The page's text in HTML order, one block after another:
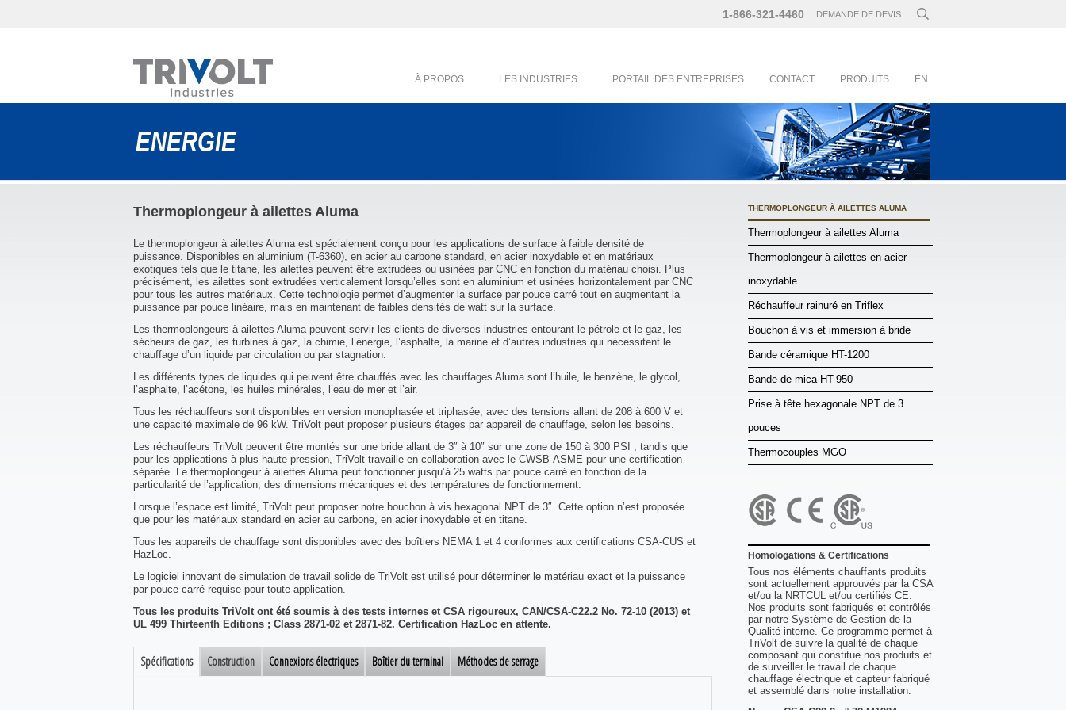
1-866-321-4460 DEMANDE DE DEVIS
À PROPOS LES INDUSTRIES PORTAIL DES ENTREPRISES CONTACT PRODUITS EN
ENERGIE
Thermoplongeur à ailettes Aluma
Le thermoplongeur à ailettes Aluma est spécialement conçu pour les applications de surface à faible densité de
puissance. Disponibles en aluminium (T-6360), en acier au carbone standard, en acier inoxydable et en matériaux
exotiques tels que le titane, les ailettes peuvent être extrudées ou usinées par CNC en fonction du matériau choisi. Plus
précisément, les ailettes sont extrudées verticalement lorsqu’elles sont en aluminium et usinées horizontalement par CNC
pour tous les autres matériaux. Cette technologie permet d’augmenter la surface par pouce carré tout en augmentant la
puissance par pouce linéaire, mais en maintenant de faibles densités de watt sur la surface.
Les thermoplongeurs à ailettes Aluma peuvent servir les clients de diverses industries entourant le pétrole et le gaz, les
sécheurs de gaz, les turbines à gaz, la chimie, l’énergie, l’asphalte, la marine et d’autres industries qui nécessitent le
chauffage d’un liquide par circulation ou par stagnation.
Les différents types de liquides qui peuvent être chauffés avec les chauffages Aluma sont l’huile, le benzène, le glycol,
l’asphalte, l’acétone, les huiles minérales, l’eau de mer et l’air.
Tous les réchauffeurs sont disponibles en version monophasée et triphasée, avec des tensions allant de 208 à 600 V et
une capacité maximale de 96 kW. TriVolt peut proposer plusieurs étages par appareil de chauffage, selon les besoins.
Les réchauffeurs TriVolt peuvent être montés sur une bride allant de 3″ à 10″ sur une zone de 150 à 300 PSI ; tandis que
pour les applications à plus haute pression, TriVolt travaille en collaboration avec le CWSB-ASME pour une certification
séparée. Le thermoplongeur à ailettes Aluma peut fonctionner jusqu’à 25 watts par pouce carré en fonction de la
particularité de l’application, des dimensions mécaniques et des températures de fonctionnement.
Lorsque l’espace est limité, TriVolt peut proposer notre bouchon à vis hexagonal NPT de 3″. Cette option n’est proposée
que pour les matériaux standard en acier au carbone, en acier inoxydable et en titane.
Tous les appareils de chauffage sont disponibles avec des boîtiers NEMA 1 et 4 conformes aux certifications CSA-CUS et
HazLoc.
Le logiciel innovant de simulation de travail solide de TriVolt est utilisé pour déterminer le matériau exact et la puissance
par pouce carré requise pour toute application.
Tous les produits TriVolt ont été soumis à des tests internes et CSA rigoureux, CAN/CSA-C22.2 No. 72-10 (2013) et
UL 499 Thirteenth Editions ; Class 2871-02 et 2871-82. Certification HazLoc en attente.
Spécifications Construction Connexions électriques Boîtier du terminal Méthodes de serrage
THERMOPLONGEUR À AILETTES ALUMA
Thermoplongeur à ailettes Aluma
Thermoplongeur à ailettes en acier
inoxydable
Réchauffeur rainuré en Triflex
Bouchon à vis et immersion à bride
Bande céramique HT-1200
Bande de mica HT-950
Prise à tête hexagonale NPT de 3
pouces
Thermocouples MGO
Homologations & Certifications
Tous nos éléments chauffants produits
sont actuellement approuvés par la CSA
et/ou la NRTCUL et/ou certifiés CE.
Nos produits sont fabriqués et contrôlés
par notre Système de Gestion de la
Qualité interne. Ce programme permet à
TriVolt de suivre la qualité de chaque
composant qui constitue nos produits et
de surveiller le travail de chaque
chauffage électrique et capteur fabriqué
et assemblé dans notre installation.